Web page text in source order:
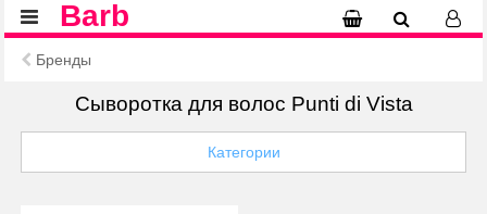
Barb
Бренды
Сыворотка для волос Punti di Vista
Категории